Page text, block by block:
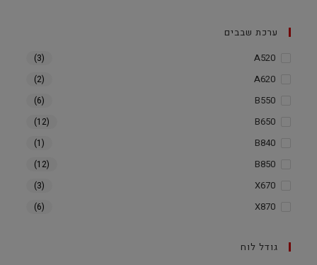
ערכת שבבים
A520
(3)
A620
(2)
B550
(6)
B650
(12)
B840
(1)
B850
(12)
X670
(3)
X870
(6)
גודל לוח